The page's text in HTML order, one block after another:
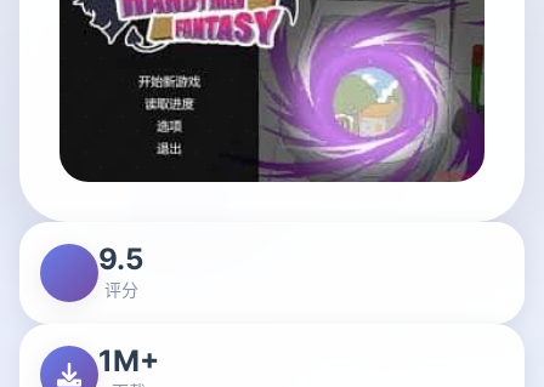
9.5
评分
1M+